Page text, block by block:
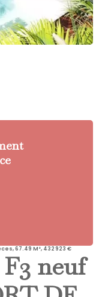
67.49 M², 432 923 €
neuf